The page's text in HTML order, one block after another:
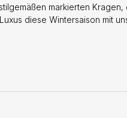
markierten
diese Wintersaison mit